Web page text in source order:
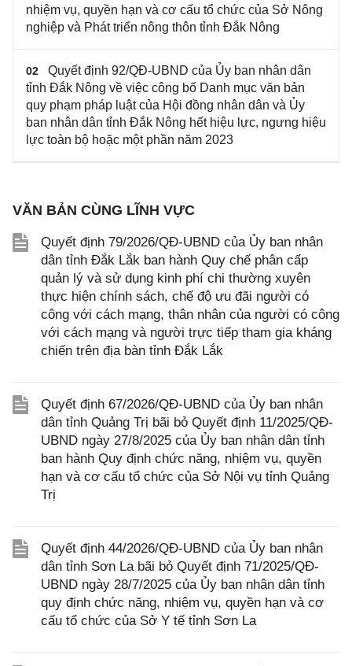
nhiệm vụ, quyền hạn và cơ cấu tổ chức của Sở Nông
nghiệp và Phát triển nông thôn tỉnh Đắk Nông
02
Quyết định 92/QĐ-UBND của Ủy ban nhân dân
tỉnh Đắk Nông về việc công bố Danh mục văn bản
quy phạm pháp luật của Hội đồng nhân dân và Ủy
ban nhân dân tỉnh Đắk Nông hết hiệu lực, ngưng hiệu
lực toàn bộ hoặc một phần năm 2023
VĂN BẢN CÙNG LĨNH VỰC
Quyết định 79/2026/QĐ-UBND của Ủy ban nhân
dân tỉnh Đắk Lắk ban hành Quy chế phân cấp
quản lý và sử dụng kinh phí chi thường xuyên
thực hiện chính sách, chế độ ưu đãi người có
công với cách mạng, thân nhân của người có công
với cách mạng và người trực tiếp tham gia kháng
chiến trên địa bàn tỉnh Đắk Lắk
Quyết định 67/2026/QĐ-UBND của Ủy ban nhân
dân tỉnh Quảng Trị bãi bỏ Quyết định 11/2025/QĐ-
UBND ngày 27/8/2025 của Ủy ban nhân dân tỉnh
ban hành Quy định chức năng, nhiệm vụ, quyền
hạn và cơ cấu tổ chức của Sở Nội vụ tỉnh Quảng
Trị
Quyết định 44/2026/QĐ-UBND của Ủy ban nhân
dân tỉnh Sơn La bãi bỏ Quyết định 71/2025/QĐ-
UBND ngày 28/7/2025 của Ủy ban nhân dân tỉnh
quy định chức năng, nhiệm vụ, quyền hạn và cơ
cấu tổ chức của Sở Y tế tỉnh Sơn La